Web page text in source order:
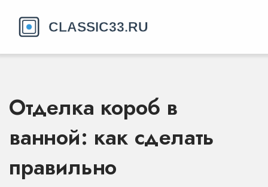
Отделка короб в
ванной: как сделать
правильно